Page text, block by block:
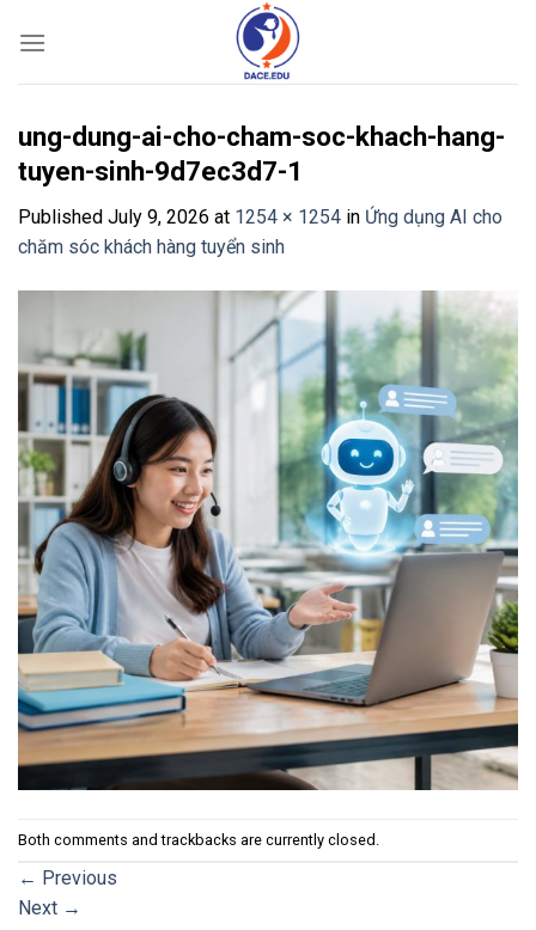
ung-dung-ai-cho-cham-soc-khach-hang-
tuyen-sinh-9d7ec3d7-1
Published July 9, 2026 at 1254 × 1254 in Ứng dụng AI cho
chăm sóc khách hàng tuyển sinh
Both comments and trackbacks are currently closed.
← Previous
Next →